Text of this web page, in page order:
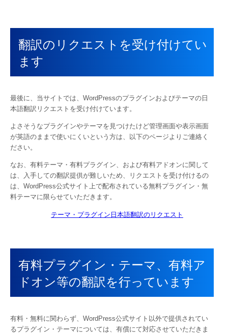
翻訳のリクエストを受け付けてい
ます
最後に、当サイトでは、WordPressのプラグインおよびテーマの日
本語翻訳リクエストを受け付けています。
よさそうなプラグインやテーマを見つけたけど管理画面や表示画面
が英語のままで使いにくいという方は、以下のページよりご連絡く
ださい。
なお、有料テーマ・有料プラグイン、および有料アドオンに関して
は、入手しての翻訳提供が難しいため、リクエストを受け付けるの
は、WordPress公式サイト上で配布されている無料プラグイン・無
料テーマに限らせていただきます。
テーマ・プラグイン日本語翻訳のリクエスト
有料プラグイン・テーマ、有料ア
ドオン等の翻訳を行っています
有料・無料に関わらず、WordPress公式サイト以外で提供されてい
るプラグイン・テーマについては、有償にて対応させていただきま